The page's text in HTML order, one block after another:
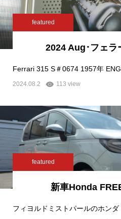
featured
2024 Aug･フェラ
Ferrari 315 S＃0674 1957年
2024.08.2 113 view
featured
新車Honda
フィヨルドミストパールのホン